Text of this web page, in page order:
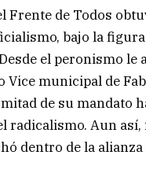
Frente de Todos
bajo la
el peronismo le
municipal de
de su mandato
radicalismo. Aun
dentro de la